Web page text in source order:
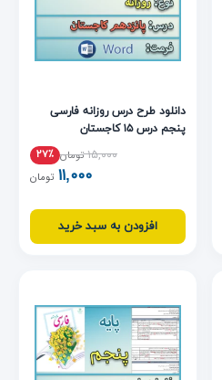
دانلود طرح درس روزانه فارسی
پنجم درس ۱۵ کاجستان
۱۵,۰۰۰ تومان ۲۷٪
۱۱,۰۰۰ تومان
افزودن به سبد خرید